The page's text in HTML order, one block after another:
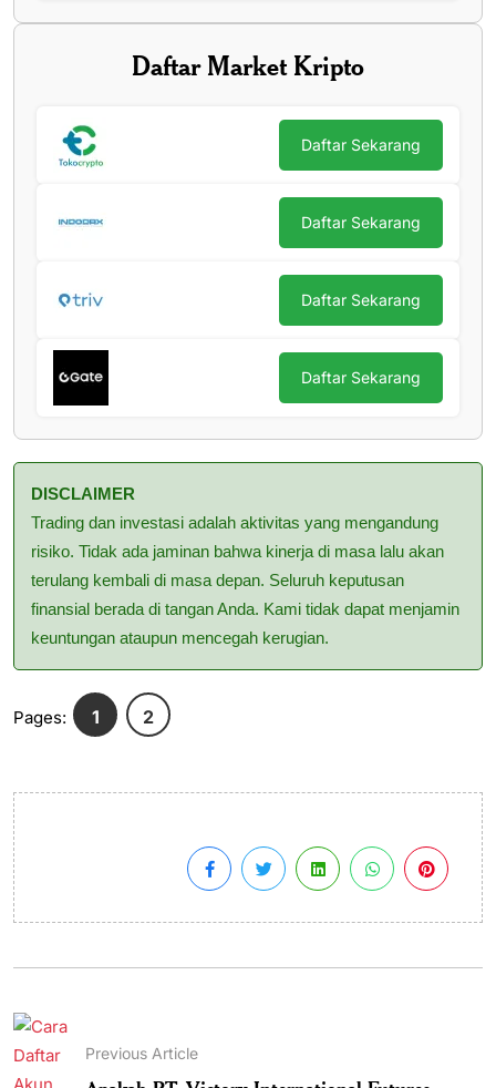
Daftar Market Kripto
Daftar Sekarang
Daftar Sekarang
Daftar Sekarang
Daftar Sekarang
DISCLAIMER
Trading dan investasi adalah aktivitas yang mengandung
risiko. Tidak ada jaminan bahwa kinerja di masa lalu akan
terulang kembali di masa depan. Seluruh keputusan
finansial berada di tangan Anda. Kami tidak dapat menjamin
keuntungan ataupun mencegah kerugian.
Pages: 1 2
Previous Article